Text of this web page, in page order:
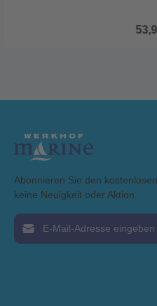
Abonnieren Sie den
keine Neuigkeit oder Aktion.
E-Mail-Adresse*